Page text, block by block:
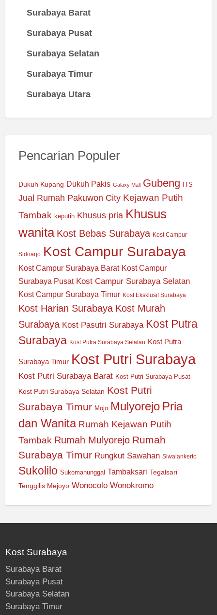
Surabaya Barat
Surabaya Pusat
Surabaya Selatan
Surabaya Timur
Surabaya Utara
Pencarian Populer
Dukuh Kupang Dukuh Pakis Galaxy Mall Gubeng ITS
Jual Rumah Pakuwon City Kejawan Putih
Tambak keputih Khusus pria Khusus
wanita Kost Bebas Surabaya Kost Campur
Sidoarjo Kost Campur Surabaya
Kost Campur Surabaya Barat Kost Campur
Surabaya Pusat Kost Campur Surabaya Selatan
Kost Campur Surabaya Timur Kost Eksklusif Surabaya
Kost Harian Surabaya Kost Murah
Surabaya Kost Pasutri Surabaya Kost Putra
Surabaya Kost Putra Surabaya Selatan Kost Putra
Surabaya Timur Kost Putri Surabaya
Kost Putri Surabaya Barat Kost Putri Surabaya Pusat
Kost Putri Surabaya Selatan Kost Putri
Surabaya Timur Mojo Mulyorejo Pria
dan Wanita Rumah Kejawan Putih
Tambak Rumah Mulyorejo Rumah
Surabaya Timur Rungkut Sawahan Siwalankerto
Sukolilo Sukomanunggal Tambaksari Tegalsari
Tenggilis Mejoyo Wonocolo Wonokromo
Kost Surabaya
Surabaya Barat
Surabaya Pusat
Surabaya Selatan
Surabaya Timur